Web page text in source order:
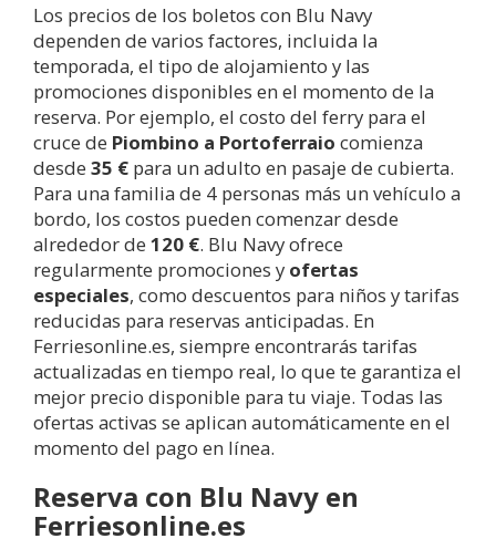
Los precios de los boletos con Blu Navy
dependen de varios factores, incluida la
temporada, el tipo de alojamiento y las
promociones disponibles en el momento de la
reserva. Por ejemplo, el costo del ferry para el
cruce de Piombino a Portoferraio comienza
desde 35 € para un adulto en pasaje de cubierta.
Para una familia de 4 personas más un vehículo a
bordo, los costos pueden comenzar desde
alrededor de 120 €. Blu Navy ofrece
regularmente promociones y ofertas
especiales, como descuentos para niños y tarifas
reducidas para reservas anticipadas. En
Ferriesonline.es, siempre encontrarás tarifas
actualizadas en tiempo real, lo que te garantiza el
mejor precio disponible para tu viaje. Todas las
ofertas activas se aplican automáticamente en el
momento del pago en línea.
Reserva con Blu Navy en
Ferriesonline.es